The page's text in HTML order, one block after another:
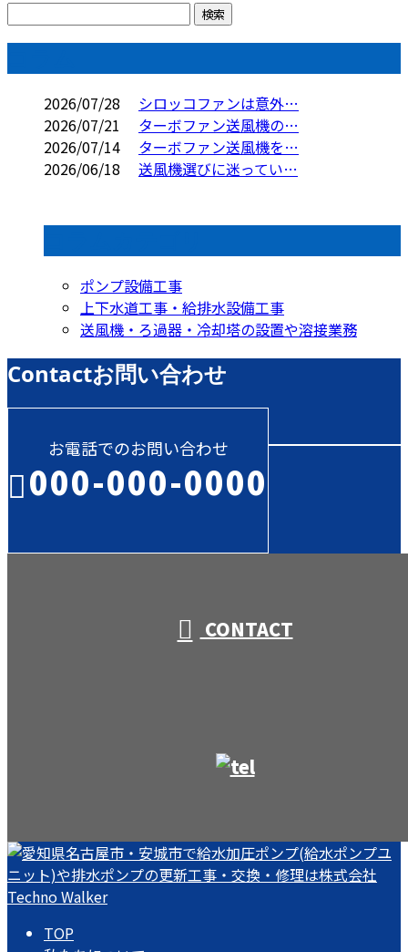
2026/07/28
シロッコファンは意外…
2026/07/21
ターボファン送風機の…
2026/07/14
ターボファン送風機を…
2026/06/18
送風機選びに迷ってい…
ポンプ設備工事
上下水道工事・給排水設備工事
送風機・ろ過器・冷却塔の設置や溶接業務
Contactお問い合わせ
お電話でのお問い合わせ
000-000-0000
CONTACT
TOP